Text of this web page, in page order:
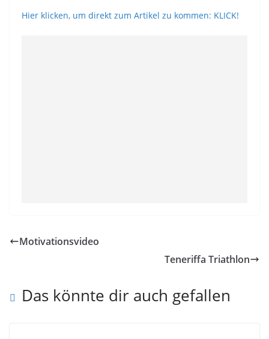
Hier klicken, um direkt zum Artikel zu kommen: KLICK!
Motivationsvideo
Teneriffa Triathlon
Das könnte dir auch gefallen